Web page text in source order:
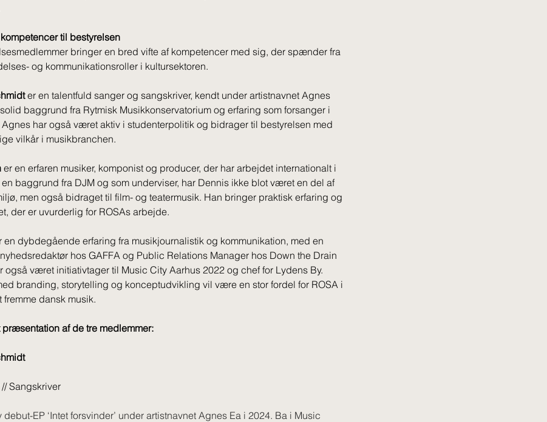
til bestyrelsen
bringer en bred vifte af kompetencer med sig, der spænder fra
og kommunikationsroller i kultursektoren.
er en talentfuld sanger og sangskriver, kendt under artistnavnet Agnes
baggrund fra Rytmisk Musikkonservatorium og erfaring som forsanger i
har også været aktiv i studenterpolitik og bidrager til bestyrelsen med
vilkår i musikbranchen.
er en erfaren musiker, komponist og producer, der har arbejdet internationalt i
en baggrund fra DJM og som underviser, har Dennis ikke blot været en del af
men også bidraget til film- og teatermusik. Han bringer praktisk erfaring og
der er uvurderlig for ROSAs arbejde.
en dybdegående erfaring fra musikjournalistik og kommunikation, med en
hos GAFFA og Public Relations Manager hos Down the Drain
også været initiativtager til Music City Aarhus 2022 og chef for Lydens By.
branding, storytelling og konceptudvikling vil være en stor fordel for ROSA i
dansk musik.
præsentation af de tre medlemmer:
Sangskriver
debut-EP ‘Intet forsvinder’ under artistnavnet Agnes Ea i 2024. Ba i Music